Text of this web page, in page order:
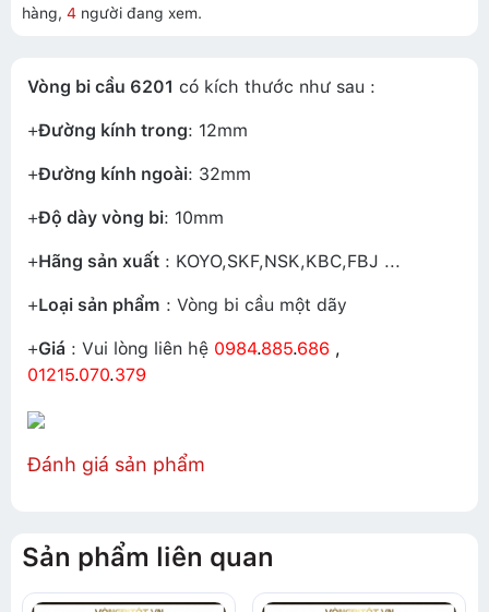
hàng, 4 người đang xem.
Vòng bi cầu 6201 có kích thước như sau :
+Đường kính trong: 12mm
+Đường kính ngoài: 32mm
+Độ dày vòng bi: 10mm
+Hãng sản xuất : KOYO,SKF,NSK,KBC,FBJ ...
+Loại sản phẩm : Vòng bi cầu một dãy
+Giá : Vui lòng liên hệ 0984.885.686 ,
01215.070.379
Đánh giá sản phẩm
Sản phẩm liên quan